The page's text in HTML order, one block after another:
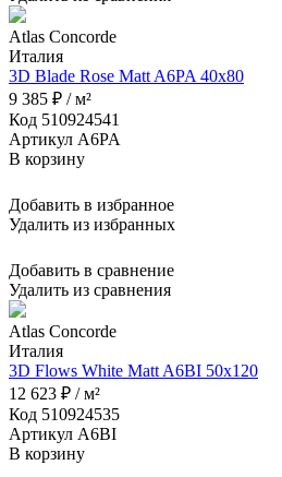
Atlas Concorde
Италия
3D Blade Rose Matt A6PA 40x80
9 385 ₽ / м²
Код 510924541
Артикул A6PA
В корзину
Добавить в избранное
Удалить из избранных
Добавить в сравнение
Удалить из сравнения
Atlas Concorde
Италия
3D Flows White Matt A6BI 50x120
12 623 ₽ / м²
Код 510924535
Артикул A6BI
В корзину